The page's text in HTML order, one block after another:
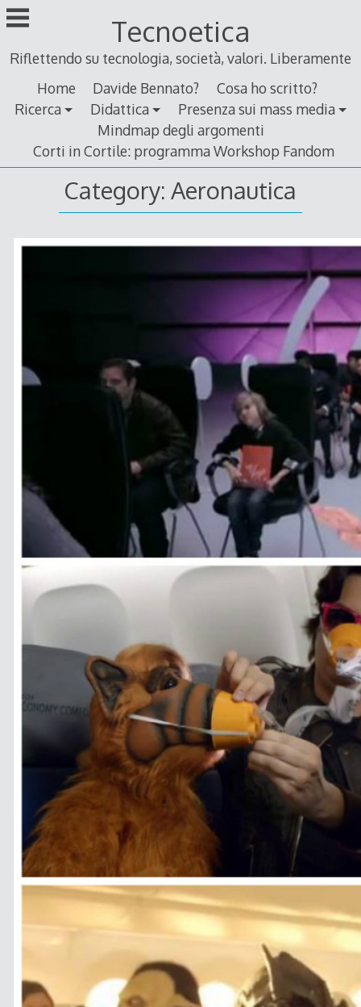
Skip
to
Tecnoetica
Riflettendo su tecnologia, società, valori. Liberamente
Home
Davide Bennato?
Cosa ho scritto?
Ricerca
Didattica
Presenza sui mass media
Mindmap degli argomenti
Corti in Cortile: programma Workshop Fandom
Category:Aeronautica